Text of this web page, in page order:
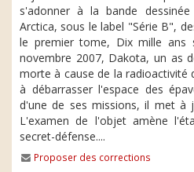
s'adonner à la bande
Arctica, sous le label "Série B",
le premier tome, Dix mille ans
novembre 2007, Dakota, un as
morte à cause de la radioactivité
à débarrasser l'espace des
d'une de ses missions, il met à
L'examen de l'objet amène
secret-défense....
Proposer des corrections